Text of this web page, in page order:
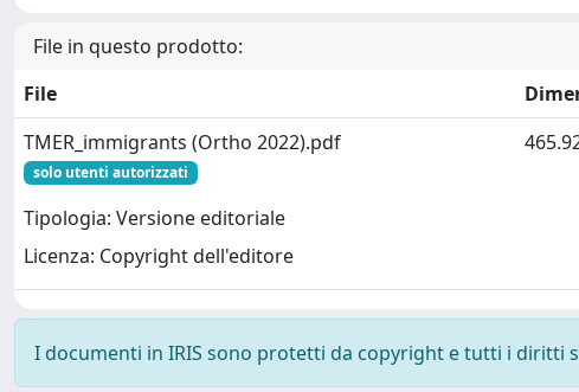
File in questo prodotto:
File
TMER_immigrants (Ortho 2022).pdf
solo utenti autorizzati
Tipologia: Versione editoriale
Licenza: Copyright dell'editore
I documenti in IRIS sono protetti da copyright e tutti i diritti